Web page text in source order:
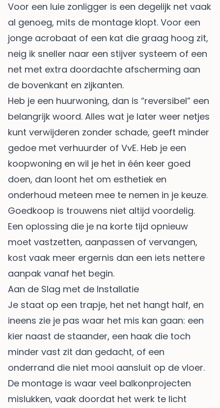
Voor een luie zonligger is een degelijk net vaak
al genoeg, mits de montage klopt. Voor een
jonge acrobaat of een kat die graag hoog zit,
neig ik sneller naar een stijver systeem of een
net met extra doordachte afscherming aan
de bovenkant en zijkanten.
Heb je een huurwoning, dan is “reversibel” een
belangrijk woord. Alles wat je later weer netjes
kunt verwijderen zonder schade, geeft minder
gedoe met verhuurder of VvE. Heb je een
koopwoning en wil je het in één keer goed
doen, dan loont het om esthetiek en
onderhoud meteen mee te nemen in je keuze.
Goedkoop is trouwens niet altijd voordelig.
Een oplossing die je na korte tijd opnieuw
moet vastzetten, aanpassen of vervangen,
kost vaak meer ergernis dan een iets nettere
aanpak vanaf het begin.
Aan de Slag met de Installatie
Je staat op een trapje, het net hangt half, en
ineens zie je pas waar het mis kan gaan: een
kier naast de staander, een haak die toch
minder vast zit dan gedacht, of een
onderrand die niet mooi aansluit op de vloer.
De montage is waar veel balkonprojecten
mislukken, vaak doordat het werk te licht